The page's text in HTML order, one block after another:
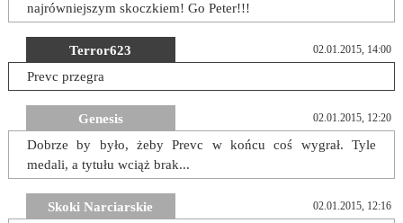
najrówniejszym skoczkiem! Go Peter!!!
Terror623 02.01.2015, 14:00
Prevc przegra
Genesis 02.01.2015, 12:20
Dobrze by było, żeby Prevc w końcu coś wygrał. Tyle
medali, a tytułu wciąż brak...
Skoki Narciarskie 02.01.2015, 12:16